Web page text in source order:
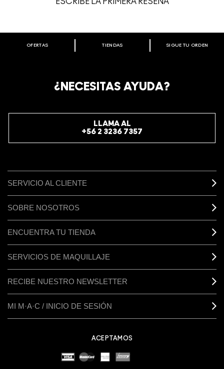
ESCRIBE LA PRIMERA RESEÑA
BIENVENIDO A M·A·C COSMETICS
REGÍSTRATE AHORA PARA RECIBIR INFORMACIÓN
OFERTAS TIENDAS SIGUE TU ORDEN
¿NECESITAS AYUDA?
LLAMA AL
+56 2 3236 7357
SERVICIO AL CLIENTE
SOBRE NOSOTROS
ENCUENTRA TU TIENDA
SERVICIOS DE MAQUILLAJE
RECIBE NUESTRO NEWSLETTER
MI M·A·C / INICIO DE SESIÓN
ACEPTAMOS